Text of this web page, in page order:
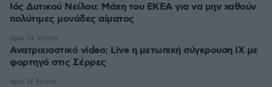
Ιός Δυτικού Νείλου: Μάχη του ΕΚΕΑ για να μην χαθούν
πολύτιμες μονάδες αίματος
Ανατριχιαστικό video: Live η μετωπική σύγκρουση ΙΧ με
φορτηγό στις Σέρρες
πριν 13 λεπτά
πριν 17 λεπτά